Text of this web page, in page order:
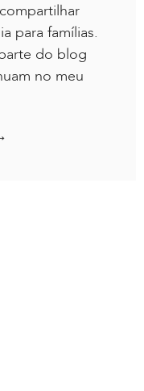
para famílias.
do blog
no meu